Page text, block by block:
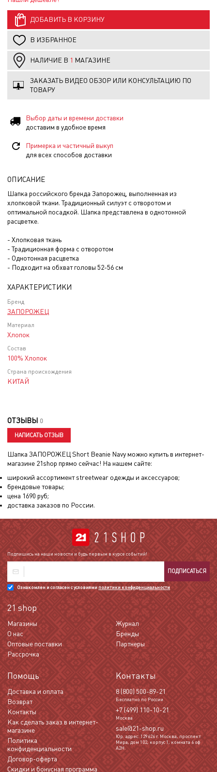
ДОБАВИТЬ В КОРЗИНУ
В ИЗБРАННОЕ
НАЛИЧИЕ В 1 МАГАЗИНЕ
ЗАКАЗАТЬ ВИДЕО ОБЗОР ИЛИ КОНСУЛЬТАЦИЮ ПО
ТОВАРУ
Выбор даты и времени доставки
доставим в удобное время
Примерка и частичный выкуп
для всех способов доставки
ОПИСАНИЕ
Шапка российского бренда Запорожец, выполненная из
хлопковой ткани. Традиционный силуэт с отворотом и
оптимальной посадкой. Шапка представлена в однотонной
расцветке.
- Хлопковая ткань
- Традиционная форма с отворотом
- Однотонная расцветка
- Подходит на обхват головы 52-56 см
ХАРАКТЕРИСТИКИ
Бренд
ЗАПОРОЖЕЦ
Материал
Хлопок
Состав
100% Хлопок
Страна происхождения
КИТАЙ
ОТЗЫВЫ 0
НАПИСАТЬ ОТЗЫВ
Шапка ЗАПОРОЖЕЦ Short Beanie Navyможно купить в интернет-
магазине 21shop прямо сейчас! На нашем сайте:
широкий ассортимент streetwear одежды и аксессуаров;
брендовые товары;
цена 1690 руб;
доставка заказов по России.
Подпишись на наши новости и будь первым в курсе событий!
ПОДПИСАТЬСЯ
Ознакомлен и согласен с условиямиполитики конфиденциальности
21 shop
Магазины
Журнал
О нас
Бренды
Оптовые поставки
Партнеры
Рассрочка
Помощь
Доставка и оплата
Возврат
Контакты
Как сделать заказ в интернет-
магазине
Политика
конфиденциальности
Договор-оферта
Скидки и бонусная программа
Контакты
8 (800) 500-89-21
Бесплатно по России
+7 (499) 110-10-21
Москва
sale@21-shop.ru
Юр. адрес: 129626 г. Москва, проспект
Мира, дом 102, корпус 1, комната 6 оф
А2Н.